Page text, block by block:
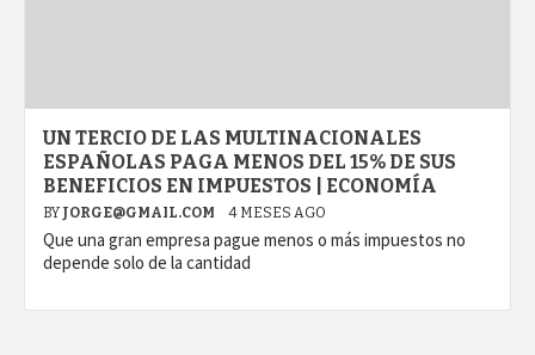
UN TERCIO DE LAS MULTINACIONALES
ESPAÑOLAS PAGA MENOS DEL 15% DE SUS
BENEFICIOS EN IMPUESTOS | ECONOMÍA
BY JORGE@GMAIL.COM 4 MESES AGO
Que una gran empresa pague menos o más impuestos no
depende solo de la cantidad